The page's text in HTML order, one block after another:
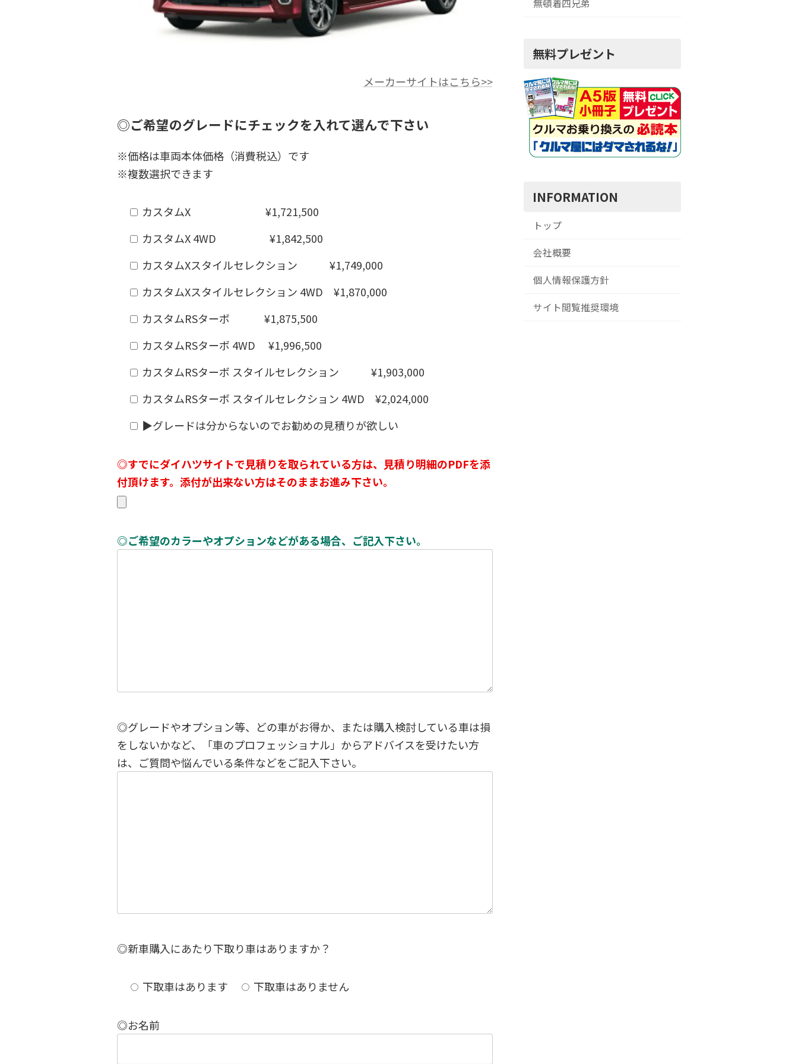
メーカーサイトはこちら>>
◎ご希望のグレードにチェックを入れて選んで下さい
※価格は車両本体価格（消費税込）です
※複数選択できます
カスタムX ¥1,721,500
カスタムX 4WD ¥1,842,500
カスタムXスタイルセレクション ¥1,749,000
カスタムXスタイルセレクション 4WD ¥1,870,000
カスタムRSターボ ¥1,875,500
カスタムRSターボ 4WD ¥1,996,500
カスタムRSターボ スタイルセレクション ¥1,903,000
カスタムRSターボ スタイルセレクション 4WD ¥2,024,000
▶グレードは分からないのでお勧めの見積りが欲しい
◎すでにダイハツサイトで見積りを取られている方は、見積り明細のPDFを添
付頂けます。添付が出来ない方はそのままお進み下さい。
◎ご希望のカラーやオプションなどがある場合、ご記入下さい。
◎グレードやオプション等、どの車がお得か、または購入検討している車は損
をしないかなど、「車のプロフェッショナル」からアドバイスを受けたい方
は、ご質問や悩んでいる条件などをご記入下さい。
◎新車購入にあたり下取り車はありますか？
下取車はあります 下取車はありません
◎お名前
無頓着四兄弟
無料プレゼント
INFORMATION
トップ
会社概要
個人情報保護方針
サイト閲覧推奨環境